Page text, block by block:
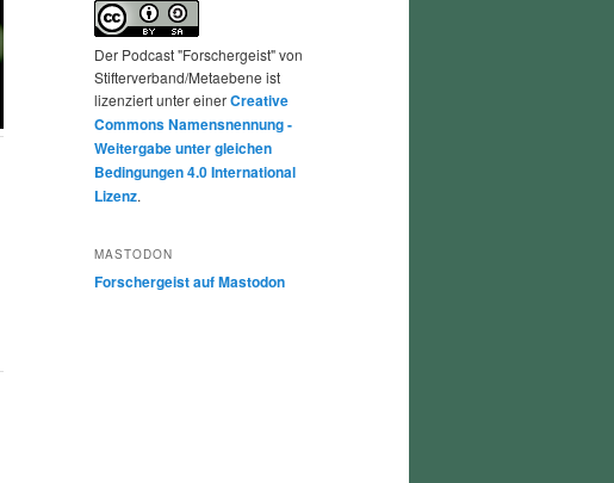
Der Podcast "Forschergeist" von
Stifterverband/Metaebene ist
lizenziert unter einerCreative
Commons Namensnennung -
Weitergabe unter gleichen
Bedingungen 4.0 International
Lizenz.
MASTODON
Forschergeist auf Mastodon